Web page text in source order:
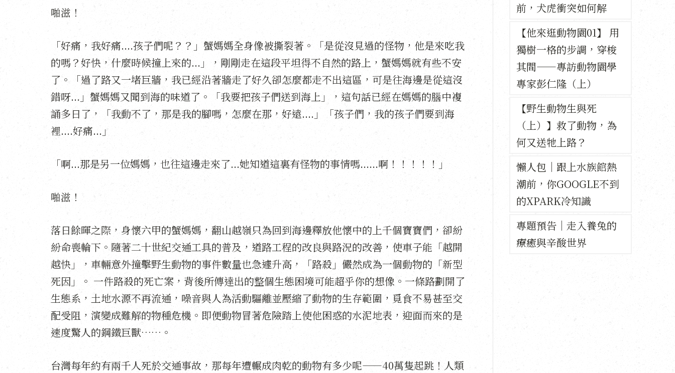
啪滋！
「好痛，我好痛....孩子們呢？？」蟹媽媽全身像被撕裂著。「是從沒見過的怪物，他是來吃我
的嗎？好快，什麼時候撞上來的...」，剛剛走在這段平坦得不自然的路上，蟹媽媽就有些不安
了。「過了路又一堵巨牆，我已經沿著牆走了好久卻怎麼都走不出這區，可是往海邊是從這沒
錯呀...」蟹媽媽又聞到海的味道了。「我要把孩子們送到海上」，這句話已經在媽媽的腦中複
誦多日了，「我動不了，那是我的腳嗎，怎麼在那，好遠....」「孩子們，我的孩子們要到海
裡....好痛...」
「啊...那是另一位媽媽，也往這邊走來了...她知道這裏有怪物的事情嗎......啊！！！！！」
啪滋！
落日餘暉之際，身懷六甲的蟹媽媽，翻山越嶺只為回到海邊釋放他懷中的上千個寶寶們，卻紛
紛命喪輪下。隨著二十世紀交通工具的普及，道路工程的改良與路況的改善，使車子能「越開
越快」，車輛意外撞擊野生動物的事件數量也急遽升高，「路殺」儼然成為一個動物的「新型
死因」。 一件路殺的死亡案，背後所傳達出的整個生態困境可能超乎你的想像。一條路劃開了
生態系，土地水源不再流通，噪音與人為活動驅離並壓縮了動物的生存範圍，覓食不易甚至交
配受阻，演變成難解的物種危機。即便動物冒著危險踏上使他困惑的水泥地表，迎面而來的是
速度驚人的鋼鐵巨獸……。
台灣每年約有兩千人死於交通事故，那每年遭輾成肉乾的動物有多少呢——40萬隻起跳！人類
前，犬虎衝突如何解
【他來逛動物園01】 用
獨樹一格的步調，穿梭
其間——專訪動物園學
專家彭仁隆（上）
【野生動物生與死
（上）】救了動物，為
何又送牠上路？
懶人包｜跟上水族館熱
潮前，你GOOGLE不到
的XPARK冷知識
專題預告｜走入養兔的
療癒與辛酸世界